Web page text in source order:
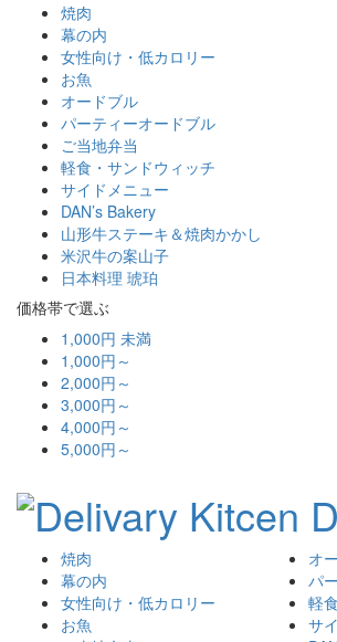
焼肉
幕の内
女性向け・低カロリー
お魚
オードブル
パーティーオードブル
ご当地弁当
軽食・サンドウィッチ
サイドメニュー
DAN’s Bakery
山形牛ステーキ＆焼肉かかし
米沢牛の案山子
日本料理 琥珀
価格帯で選ぶ
1,000円 未満
1,000円～
2,000円～
3,000円～
4,000円～
5,000円～
焼肉
幕の内
女性向け・低カロリー
お魚
オ
パ
軽
サ